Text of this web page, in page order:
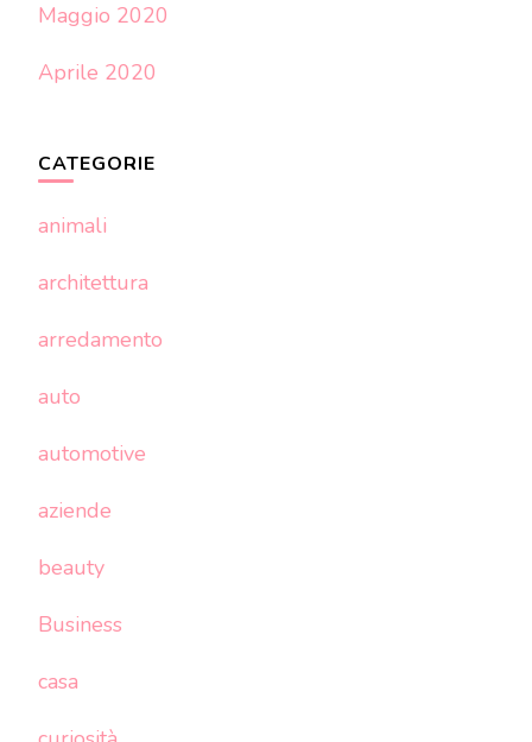
Maggio 2020
Aprile 2020
CATEGORIE
animali
architettura
arredamento
auto
automotive
aziende
beauty
Business
casa